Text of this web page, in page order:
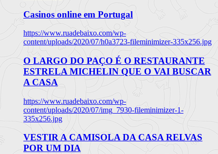
Casinos online em Portugal
https://www.ruadebaixo.com/wp-
content/uploads/2020/07/h0a3723-fileminimizer-335x256.jpg
O LARGO DO PAÇO É O RESTAURANTE
ESTRELA MICHELIN QUE O VAI BUSCAR
A CASA
https://www.ruadebaixo.com/wp-
content/uploads/2020/07/img_7930-fileminimizer-1-
335x256.jpg
VESTIR A CAMISOLA DA CASA RELVAS
POR UM DIA